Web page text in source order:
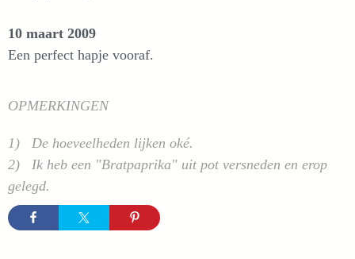
10 maart 2009
Een perfect hapje vooraf.
OPMERKINGEN
1) De hoeveelheden lijken oké.
2) Ik heb een "Bratpaprika" uit pot versneden en erop
gelegd.